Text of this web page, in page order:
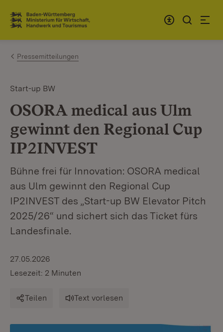
Zum Inhalt springen
Link zur Startseite
Pressemitteilungen
Start-up BW
OSORA medical aus Ulm
gewinnt den Regional Cup
IP2INVEST
Bühne frei für Innovation: OSORA medical
aus Ulm gewinnt den Regional Cup
IP2INVEST des „Start-up BW Elevator Pitch
2025/26“ und sichert sich das Ticket fürs
Landesfinale.
27.05.2026
Lesezeit: 2 Minuten
Teilen Text vorlesen